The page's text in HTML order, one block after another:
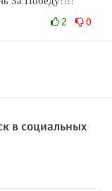
2 0
в социальных